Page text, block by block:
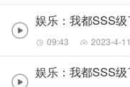
09:43 2023-4-11